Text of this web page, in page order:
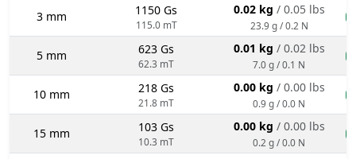
3 mm 1150 Gs
115.0 mT
0.02 kg / 0.05 lbs
23.9 g / 0.2 N
5 mm 623 Gs
62.3 mT
0.01 kg / 0.02 lbs
7.0 g / 0.1 N
10 mm 218 Gs
21.8 mT
0.00 kg / 0.00 lbs
0.9 g / 0.0 N
15 mm 103 Gs
10.3 mT
0.00 kg / 0.00 lbs
0.2 g / 0.0 N